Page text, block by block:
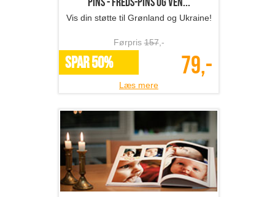
Vis din støtte til Grønland og Ukraine!
Førpris157,-
SPAR 50% 79,-
Læs mere